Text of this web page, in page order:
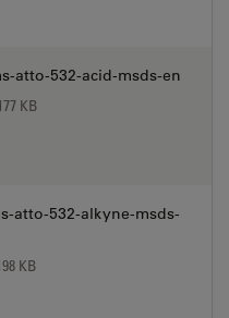
atto-532-acid-msds-en
KB
atto-532-alkyne-msds-
KB